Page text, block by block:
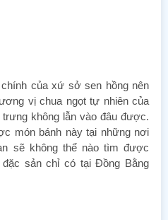
của xứ sở sen hồng nên
vị chua ngọt tự nhiên của
không lẫn vào đâu được.
món bánh này tại những nơi
sẽ không thể nào tìm được
sản chỉ có tại Đồng Bằng